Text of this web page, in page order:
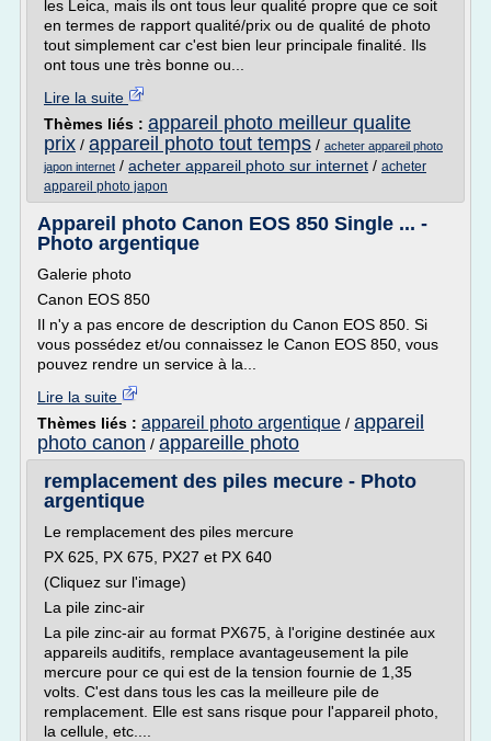
les Leica, mais ils ont tous leur qualité propre que ce soit
en termes de rapport qualité/prix ou de qualité de photo
tout simplement car c'est bien leur principale finalité. Ils
ont tous une très bonne ou...
Lire la suite
Thèmes liés : appareil photo meilleur qualite
prix / appareil photo tout temps / acheter appareil photo
japon internet / acheter appareil photo sur internet / acheter
appareil photo japon
Appareil photo Canon EOS 850 Single ... -
Photo argentique
Galerie photo
Canon EOS 850
Il n'y a pas encore de description du Canon EOS 850. Si
vous possédez et/ou connaissez le Canon EOS 850, vous
pouvez rendre un service à la...
Lire la suite
Thèmes liés : appareil photo argentique / appareil
photo canon / appareille photo
remplacement des piles mecure - Photo
argentique
Le remplacement des piles mercure
PX 625, PX 675, PX27 et PX 640
(Cliquez sur l'image)
La pile zinc-air
La pile zinc-air au format PX675, à l'origine destinée aux
appareils auditifs, remplace avantageusement la pile
mercure pour ce qui est de la tension fournie de 1,35
volts. C'est dans tous les cas la meilleure pile de
remplacement. Elle est sans risque pour l'appareil photo,
la cellule, etc....